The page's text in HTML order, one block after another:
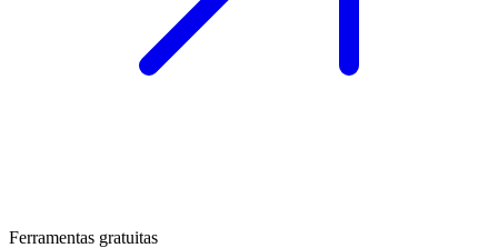
Ferramentas gratuitas